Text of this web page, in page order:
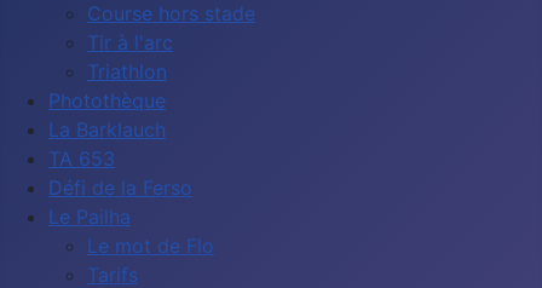
Course hors stade
Tir à l'arc
Triathlon
Photothèque
La Barklauch
TA 653
Défi de la Ferso
Le Pailha
Le mot de Flo
Tarifs